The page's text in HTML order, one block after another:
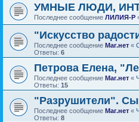
УМНЫЕ ЛЮДИ,
Последнее сообщение ЛИЛИЯ-Р
"Искусство
Последнее сообщение Маг.нет «
Ответы: 6
Петрова Елена,
Последнее сообщение Маг.нет «
Ответы: 15
"Разрушители".
Последнее сообщение Маг.нет «
Ответы: 8